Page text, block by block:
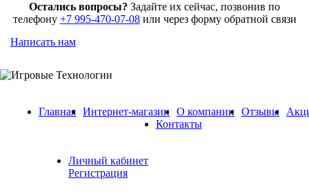
Остались вопросы? Задайте их сейчас, позвонив по
телефону +7 995-470-07-08или через форму обратной связи
Написать нам
Главная Интернет-магазин О компании Отзывы
Контакты
Личный кабинет
Регистрация